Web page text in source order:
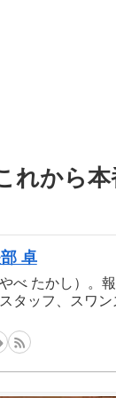
れから
卓
やべ たかし）。
スタッフ、スワ